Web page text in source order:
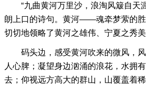
“九曲黄河万里沙，浪淘风簸自天
朗上口的诗句。黄河——魂牵梦萦的
切切地领略了黄河之雄伟、宁夏之秀美
码头边，感受黄河吹来的微风，风
人心脾；凝望身边汹涌的浪花，水拥
去；仰视远方高大的群山，山覆盖着